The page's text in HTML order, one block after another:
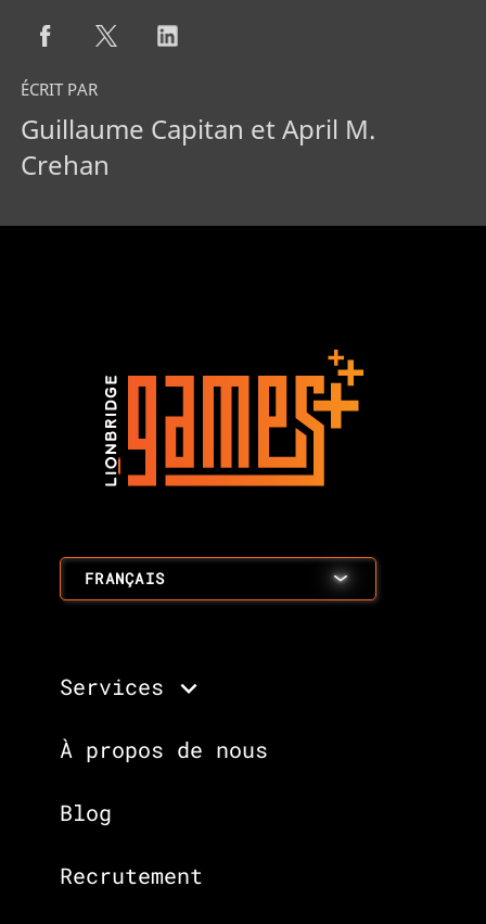
ÉCRIT PAR
Guillaume Capitan et April M.
Crehan
FRANÇAIS
Services
À propos de nous
Blog
Recrutement